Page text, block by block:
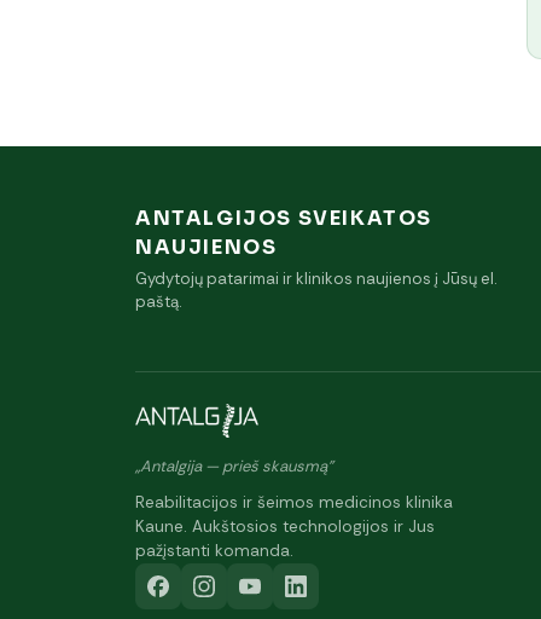
ANTALGIJOS SVEIKATOS
NAUJIENOS
Gydytojų patarimai ir klinikos naujienos į Jūsų el.
paštą.
„Antalgija — prieš skausmą"
Reabilitacijos ir šeimos medicinos klinika
Kaune. Aukštosios technologijos ir Jus
pažįstanti komanda.